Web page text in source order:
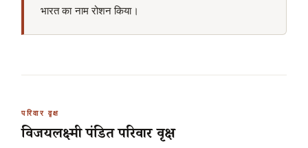
भारत का नाम रोशन किया।
परिवार वृक्ष
विजयलक्ष्मी पंडित परिवार वृक्ष